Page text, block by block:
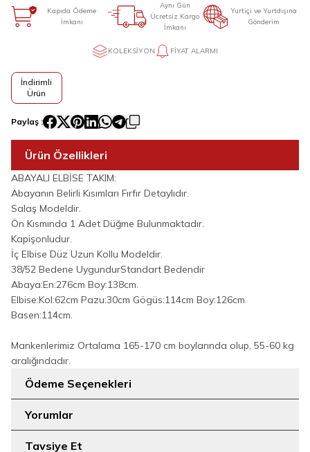
Kapıda Ödeme
İmkanı
Aynı Gün
Ücretsiz Kargo
İmkanı
Yurtiçi ve Yurtdışına
Gönderim
KOLEKSIYON FIYAT ALARMI
İndirimli
Ürün
Paylaş :
Ürün Özellikleri
ABAYALI ELBİSE TAKIM:
Abayanın Belirli Kısımları Fırfır Detaylıdır.
Salaş Modeldir.
Ön Kısmında 1 Adet Düğme Bulunmaktadır.
Kapişonludur.
İç Elbise Düz Uzun Kollu Modeldir.
38/52 Bedene UygundurStandart Bedendir
Abaya:En:276cm Boy:138cm.
Elbise:Kol:62cm Pazu:30cm Gögüs:114cm Boy:126cm
Basen:114cm.
Mankenlerimiz Ortalama 165-170 cm boylarında olup, 55-60 kg
aralığındadır.
Ödeme Seçenekleri
Yorumlar
Tavsiye Et